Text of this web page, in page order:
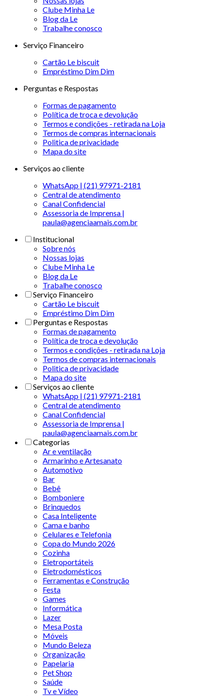
Clube Minha Le
Blog da Le
Trabalhe conosco
Serviço Financeiro
Cartão Le biscuit
Empréstimo Dim Dim
Perguntas e Respostas
Formas de pagamento
Política de troca e devolução
Termos e condições - retirada na Loja
Termos de compras internacionais
Politica de privacidade
Mapa do site
Serviços ao cliente
WhatsApp | (21) 97971-2181
Central de atendimento
Canal Confidencial
Assessoria de Imprensa |
paula@agenciaamais.com.br
Institucional
Sobre nós
Nossas lojas
Clube Minha Le
Blog da Le
Trabalhe conosco
Serviço Financeiro
Cartão Le biscuit
Empréstimo Dim Dim
Perguntas e Respostas
Formas de pagamento
Política de troca e devolução
Termos e condições - retirada na Loja
Termos de compras internacionais
Politica de privacidade
Mapa do site
Serviços ao cliente
WhatsApp | (21) 97971-2181
Central de atendimento
Canal Confidencial
Assessoria de Imprensa |
paula@agenciaamais.com.br
Categorias
Ar e ventilação
Armarinho e Artesanato
Automotivo
Bar
Bebê
Bomboniere
Brinquedos
Casa Inteligente
Cama e banho
Celulares e Telefonia
Copa do Mundo 2026
Cozinha
Eletroportáteis
Eletrodomésticos
Ferramentas e Construção
Festa
Games
Informática
Lazer
Mesa Posta
Móveis
Mundo Beleza
Organização
Papelaria
Pet Shop
Saúde
Tv e Vídeo